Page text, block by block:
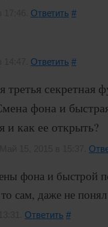
Ответить #
Ответить #
секретная
фона и
и как ее открыть?
фона и быстрой
сам, даже не понял
Ответить #